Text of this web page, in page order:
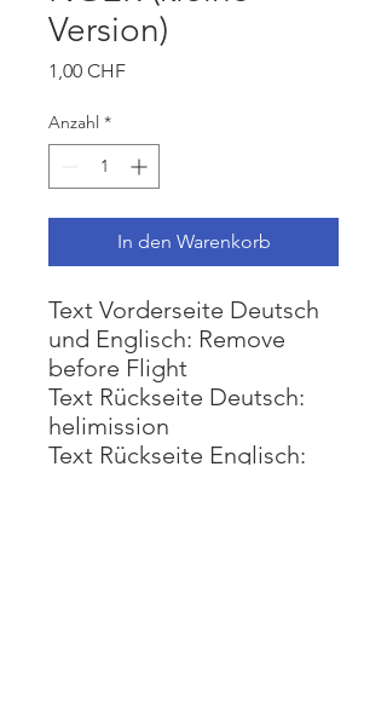
Version)
1,00 CHFPreis
Anzahl *
In den Warenkorb
Text Vorderseite Deutsch
und Englisch: Remove
before Flight
Text Rückseite Deutsch:
helimission
Text Rückseite Englisch: